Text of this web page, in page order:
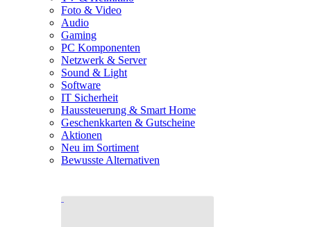
Foto & Video
Audio
Gaming
PC Komponenten
Netzwerk & Server
Sound & Light
Software
IT Sicherheit
Haussteuerung & Smart Home
Geschenkkarten & Gutscheine
Aktionen
Neu im Sortiment
Bewusste Alternativen